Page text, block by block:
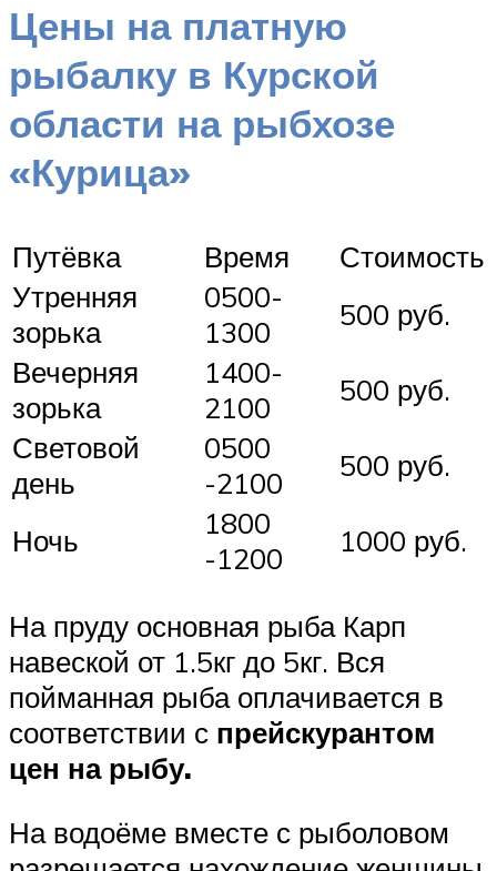
Цены на платную
рыбалку в Курской
области на рыбхозе
«Курица»
Путёвка Время
Стоимость
Утренняя
зорька
0500-
1300
500 руб.
Вечерняя
зорька
1400-
2100
500 руб.
Световой
день
0500
-2100
500 руб.
Ночь
1800
-1200
1000 руб.
На пруду основная рыба Карп
навеской от 1.5кг до 5кг. Вся
пойманная рыба оплачивается в
соответствии с прейскурантом
цен на рыбу.
На водоёме вместе с рыболовом